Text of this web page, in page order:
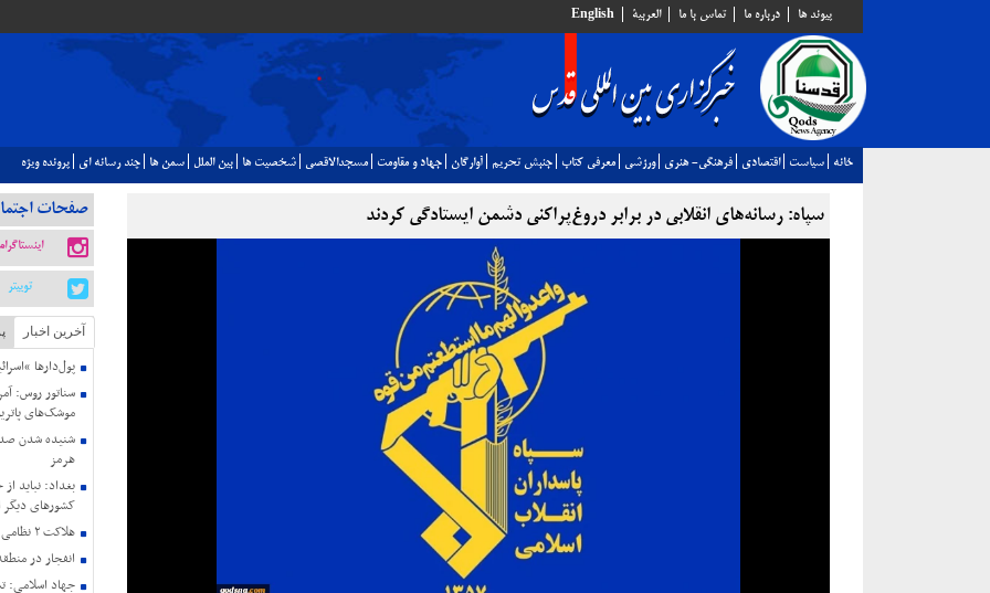
پيوند ها درباره ما تماس با ما العربية English
خانه سياست اقتصادي فرهنگي- هنري ورزشي معرفي كتاب جنبش تحريم آوارگان جهاد و مقاومت مسجدالاقصي شخصيت ها بين الملل سمن ها چند رسانه اي پرونده ويژه
سپاه: رسانه‌های انقلابی در برابر دروغ‌پراکنی دشمن ایستادگی کردند صفحات
اینستاگرام
توییتر
آخرین اخبار
پول‌دارها
سناتور روس:
موشک‌های
شنیده شدن
هرمز
بغداد: نباید
کشورهای دیگر
هلاکت ۲ نظامی صهیونیستی در جنوب لبنان
انفجار در